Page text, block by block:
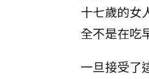
十七歲的女
全不是在吃
一旦接受了